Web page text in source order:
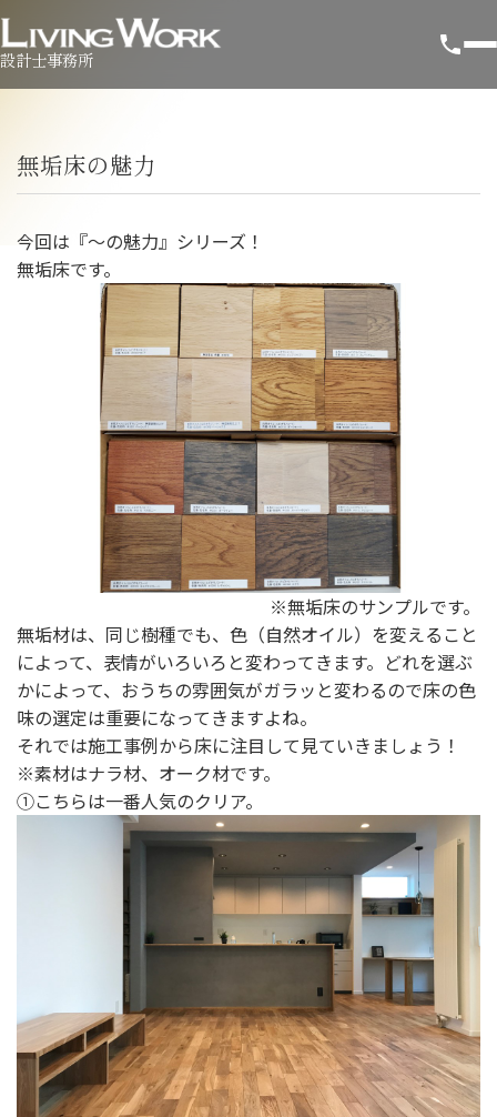
設計士事務所
無垢床の魅力
今回は『～の魅力』シリーズ！
無垢床です。
※無垢床のサンプルです。
無垢材は、同じ樹種でも、色（自然オイル）を変えること
によって、表情がいろいろと変わってきます。どれを選ぶ
かによって、おうちの雰囲気がガラッと変わるので床の色
味の選定は重要になってきますよね。
それでは施工事例から床に注目して見ていきましょう！
※素材はナラ材、オーク材です。
①こちらは一番人気のクリア。